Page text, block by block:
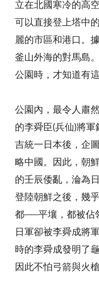
立在北國寒冷的高
可以直接登上塔中
麗的市區和港口。
釜山外海的對馬島
公園時，才知道有
公園內，最令人肅
的李舜臣(兵仙)將
吉統一日本後，企
略中國。因此，朝
的壬辰倭亂，淪為
登陸朝鮮之後，幾
都──平壤，都被佔
日軍卻被李舜成將
時的李舜成發明了
因此不怕弓箭與火